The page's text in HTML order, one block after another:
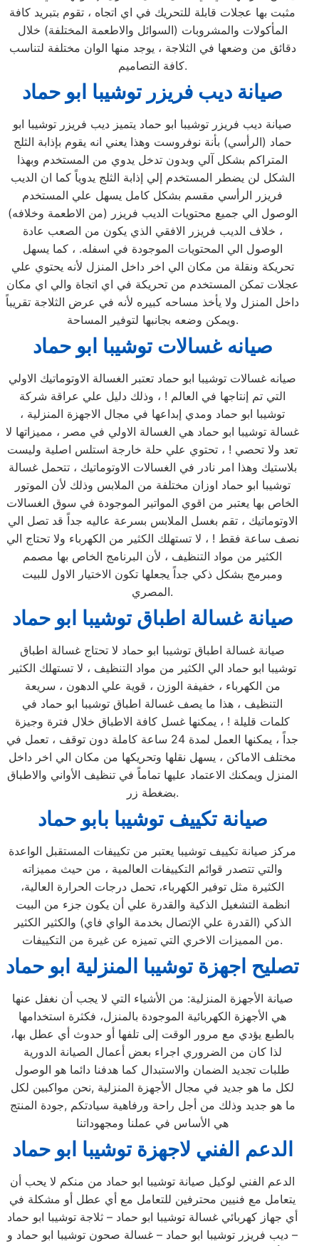
مثبت بها عجلات قابلة للتحريك في اي اتجاه ، تقوم بتبريد كافة
المأكولات والمشروبات (السوائل والاطعمة المختلفة) خلال
دقائق من وضعها في الثلاجة ، يوجد منها الوان مختلفة لتناسب
كافة التصاميم.
صيانة ديب فريزر توشيبا ابو حماد
صيانة ديب فريزر توشيبا ابو حماد يتميز ديب فريزر توشيبا ابو
حماد (الرأسي) بأنة نوفروست وهذا يعني انه يقوم بإذابة الثلج
المتراكم بشكل آلي وبدون تدخل يدوي من المستخدم وبهذا
الشكل لن يضطر المستخدم إلي إذابة الثلج يدوياً كما ان الديب
فريزر الرأسي مقسم بشكل كامل يسهل علي المستخدم
الوصول الي جميع محتويات الديب فريزر (من الاطعمة وخلافه)
، خلاف الديب فريزر الافقي الذي يكون من الصعب عادة
الوصول الي المحتويات الموجودة في اسفله. ، كما يسهل
تحريكة ونقلة من مكان الي اخر داخل المنزل لأنه يحتوي علي
عجلات تمكن المستخدم من تحريكة في اي اتجاة والي اي مكان
داخل المنزل ولا يأخذ مساحه كبيره لأنه في عرض الثلاجة تقريباً
ويمكن وضعه بجانبها لتوفير المساحة.
صيانه غسالات توشيبا ابو حماد
صيانه غسالات توشيبا ابو حماد تعتبر الغسالة الاوتوماتيك الاولي
التي تم إنتاجها في العالم ! ، وذلك دليل علي عراقة شركة
توشيبا ابو حماد ومدي إبداعها في مجال الاجهزة المنزلية ،
غسالة توشيبا ابو حماد هي الغسالة الاولي في مصر ، مميزاتها لا
تعد ولا تحصي ! ، تحتوي علي حلة خارجة استلس اصلية وليست
بلاستيك وهذا امر نادر في الغسالات الاوتوماتيك ، تتحمل غسالة
توشيبا ابو حماد اوزان مختلفة من الملابس وذلك لأن الموتور
الخاص بها يعتبر من اقوي المواتير الموجودة في سوق الغسالات
الاوتوماتيك ، تقم بغسل الملابس بسرعة عاليه جداً قد تصل الي
نصف ساعة فقط ! ، لا تستهلك الكثير من الكهرباء ولا تحتاج الي
الكثير من مواد التنظيف ، لأن البرنامج الخاص بها مصمم
ومبرمج بشكل ذكي جداً يجعلها تكون الاختيار الاول للبيت
المصري.
صيانة غسالة اطباق توشيبا ابو حماد
صيانة غسالة اطباق توشيبا ابو حماد لا تحتاج غسالة اطباق
توشيبا ابو حماد الي الكثير من مواد التنظيف ، لا تستهلك الكثير
من الكهرباء ، خفيفة الوزن ، قوية علي الدهون ، سريعة
التنظيف ، هذا ما يصف غسالة اطباق توشيبا ابو حماد في
كلمات قليلة ! ، يمكنها غسل كافة الاطباق خلال فترة وجيزة
جداً ، يمكنها العمل لمدة 24 ساعة كاملة دون توقف ، تعمل في
مختلف الاماكن ، يسهل نقلها وتحريكها من مكان الي اخر داخل
المنزل ويمكنك الاعتماد عليها تماماً في تنظيف الأواني والاطباق
بضغطة زر.
صيانة تكييف توشيبا بابو حماد
مركز صيانة تكييف توشيبا يعتبر من تكييفات المستقبل الواعدة
والتي تتصدر قوائم التكييفات العالمية ، من حيث مميزاته
الكثيرة مثل توفير الكهرباء، تحمل درجات الحرارة العالية،
انظمة التشغيل الذكية والقدرة علي أن يكون جزء من البيت
الذكي (القدرة علي الإتصال بخدمة الواي فاي) والكثير الكثير
من المميزات الاخري التي تميزه عن غيرة من التكييفات.
تصليح اجهزة توشيبا المنزلية ابو حماد
صيانة الأجهزة المنزلية: من الأشياء التي لا يجب أن نغفل عنها
هي الأجهزة الكهربائية الموجودة بالمنزل، فكثرة استخدامها
بالطبع يؤدي مع مرور الوقت إلى تلفها أو حدوث أي عطل بها،
لذا كان من الضروري اجراء بعض أعمال الصيانة الدورية
طلبات تجديد الضمان والاستبدال كما هدفنا دائما هو الوصول
لكل ما هو جديد في مجال الأجهزة المنزلية ,نحن مواكبين لكل
ما هو جديد وذلك من أجل راحة ورفاهية سيادتكم ,جودة المنتج
هي الأساس في عملنا ومجهوداتنا
الدعم الفني لاجهزة توشيبا ابو حماد
الدعم الفني لوكيل صيانة توشيبا ابو حماد من منكم لا يحب أن
يتعامل مع فنيين محترفين للتعامل مع أي عطل أو مشكلة في
أي جهاز كهربائي غسالة توشيبا ابو حماد – ثلاجة توشيبا ابو حماد
– ديب فريزر توشيبا ابو حماد – غسالة صحون توشيبا ابو حماد و